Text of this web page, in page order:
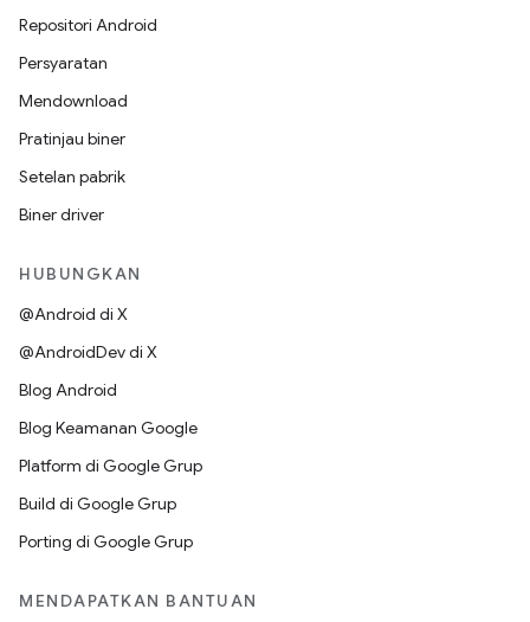
Repositori Android
Persyaratan
Mendownload
Pratinjau biner
Setelan pabrik
Biner driver
HUBUNGKAN
@Android di X
@AndroidDev di X
Blog Android
Blog Keamanan Google
Platform di Google Grup
Build di Google Grup
Porting di Google Grup
MENDAPATKAN BANTUAN